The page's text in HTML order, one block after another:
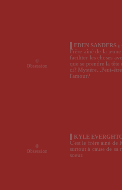
©
Obsession
▌EDEN SANDERS ;
Frère aîné de la
faciliter les choses
que se prendre la
ci? Mystère...Peut-
l'amour?
©
Obsession
▌KYLE
C'est le frère ainé de
surtout à cause de
soeur.